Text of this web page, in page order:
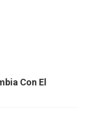
Con El